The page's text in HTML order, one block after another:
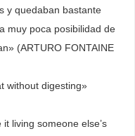
y quedaban bastante
muy poca posibilidad de
(ARTURO FONTAINE
without digesting»
living someone else’s